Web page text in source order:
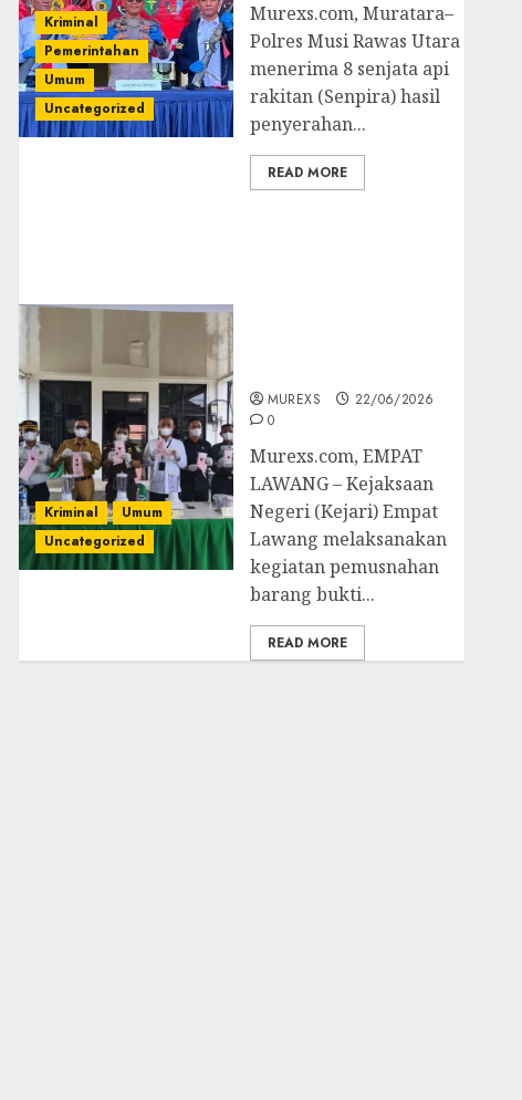
Kriminal
Pemerintahan
Umum
Uncategorized
Murexs.com, Muratara–
Polres Musi Rawas Utara
menerima 8 senjata api
rakitan (Senpira) hasil
penyerahan...
READ MORE
Kriminal
Umum
Uncategorized
MUREXS
22/06/2026
0
‎Murexs.com, EMPAT
LAWANG – Kejaksaan
Negeri (Kejari) Empat
Lawang melaksanakan
kegiatan pemusnahan
barang bukti...
READ MORE